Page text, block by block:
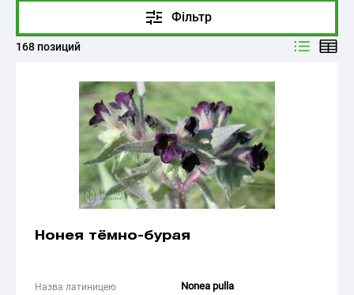
Фільтр
168 позиций
Нонея тёмно-бурая
Назва латиницею Nonea pulla